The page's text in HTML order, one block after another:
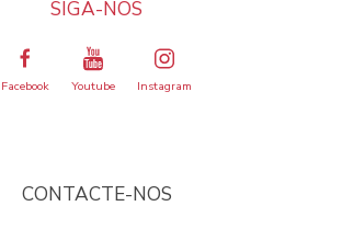
SIGA-NOS
Facebook Youtube Instagram
CONTACTE-NOS